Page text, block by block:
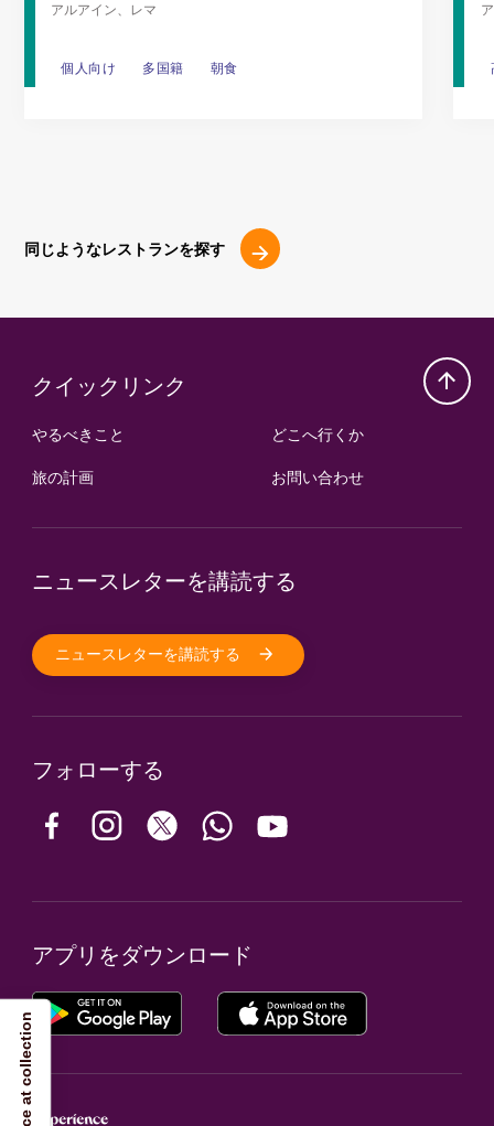
アルアイン、レマ
個人向け 多国籍 朝食
個人向け 多国籍 朝食
同じようなレストランを探す
クイックリンク
やるべきこと
旅の計画
どこへ行くか
お問い合わせ
ニュースレターを講読する
ニュースレターを講読する
フォローする
アプリをダウンロード
Notice at collection